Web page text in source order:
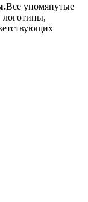
Все упомянутые
логотипы,